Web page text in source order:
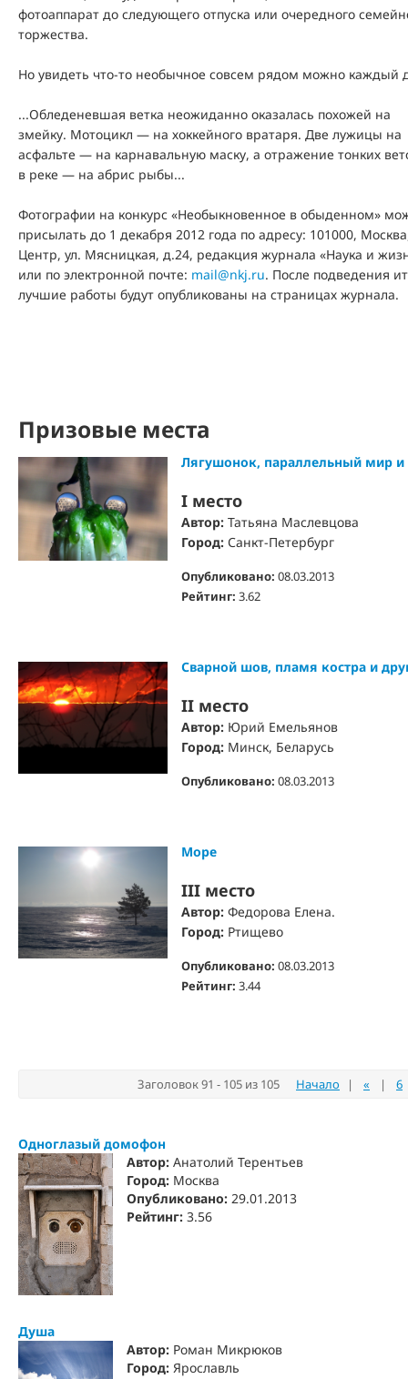
фотоаппарат до следующего отпуска или очередного
торжества.
Но увидеть что-то необычное совсем рядом можно каждый
...Обледеневшая ветка неожиданно оказалась похожей на
змейку. Мотоцикл — на хоккейного вратаря. Две лужицы на
асфальте — на карнавальную маску, а отражение тонких
в реке — на абрис рыбы...
Фотографии на конкурс «Необыкновенное в обыденном»
присылать до 1 декабря 2012 года по адресу: 101000,
Центр, ул. Мясницкая, д.24, редакция журнала «Наука и
или по электронной почте: mail@nkj.ru. После подведения
лучшие работы будут опубликованы на страницах журнала.
Призовые места
Лягушонок, параллельный мир и
I место
Автор: Татьяна Маслевцова
Город: Санкт-Петербург
Опубликовано: 08.03.2013
Рейтинг: 3.62
Сварной шов, пламя костра и
II место
Автор: Юрий Емельянов
Город: Минск, Беларусь
Опубликовано: 08.03.2013
Море
III место
Автор: Федорова Елена.
Город: Ртищево
Опубликовано: 08.03.2013
Рейтинг: 3.44
Заголовок 91 - 105 из 105 Начало | « | 6
Одноглазый домофон
Автор:Анатолий Терентьев
Город: Москва
Опубликовано:29.01.2013
Рейтинг:3.56
Душа
Автор: Роман Микрюков
Город: Ярославль